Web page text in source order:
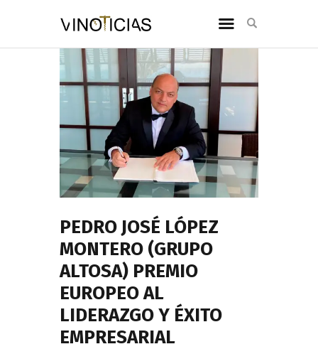
PEDRO JOSÉ LÓPEZ
MONTERO (GRUPO
ALTOSA) PREMIO
EUROPEO AL
LIDERAZGO Y ÉXITO
EMPRESARIAL